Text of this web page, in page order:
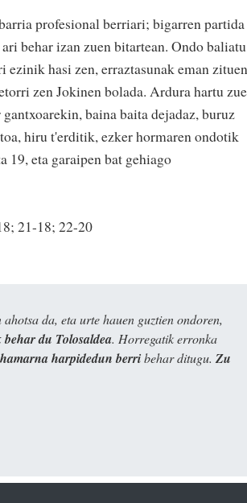
profesional berriari; bigarren partida
behar izan zuen bitartean. Ondo baliatu
hasi zen, erraztasunak eman zituen
zen Jokinen bolada. Ardura hartu
baina baita dejadaz, buruz
hiru t'erditik, ezker hormaren ondotik
19, eta garaipen bat gehiago
21-18; 22-20
da, eta urte hauen guztien ondoren,
du Tolosaldea. Horregatik erronka
harpidedun berribehar ditugu. Zu